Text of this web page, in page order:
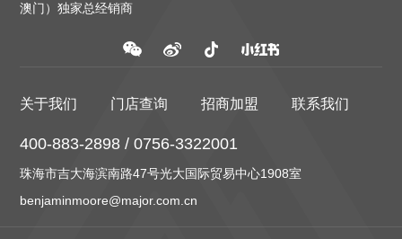
澳门）独家总经销商
关于我们 门店查询 招商加盟 联系我们
400-883-2898 / 0756-3322001
珠海市吉大海滨南路47号光大国际贸易中心1908室
benjaminmoore@major.com.cn